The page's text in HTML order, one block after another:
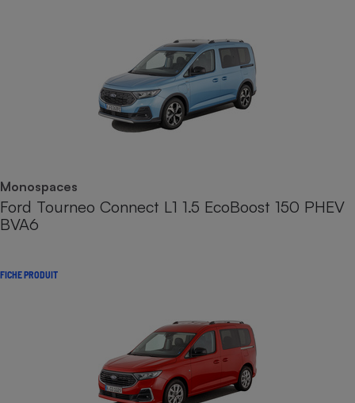
Monospaces
Ford Tourneo Connect L1 1.5 EcoBoost 150 PHEV
BVA6
FICHE PRODUIT